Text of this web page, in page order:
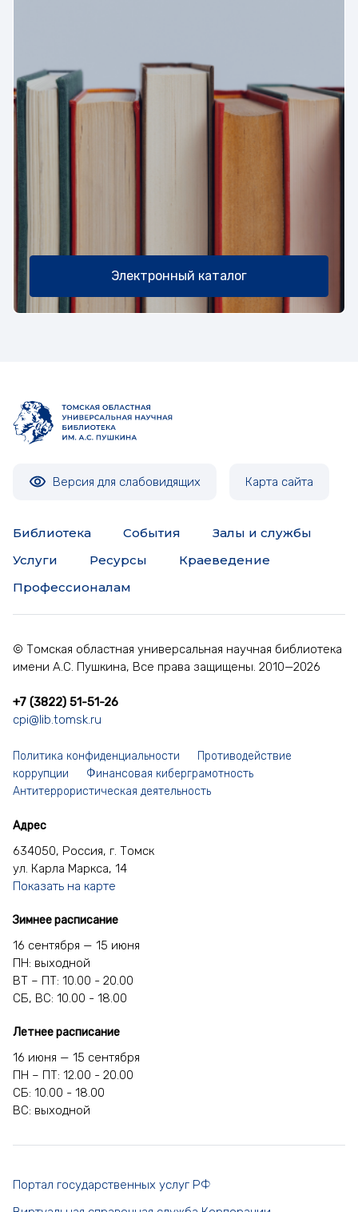
Электронный каталог
Версия для слабовидящих Карта сайта
Библиотека События
Залы и службы
Услуги
Ресурсы
Краеведение
Профессионалам
© Томская областная универсальная научная библиотека
имени А.С. Пушкина, Все права защищены. 2010—2026
+7 (3822) 51-51-26
cpi@lib.tomsk.ru
Политика конфиденциальности
Противодействие
коррупции
Финансовая киберграмотность
Антитеррористическая деятельность
Адрес
634050, Россия, г. Томск
ул. Карла Маркса, 14
Показать на карте
Зимнее расписание
16 сентября — 15 июня
ПН: выходной
ВТ – ПТ: 10.00 - 20.00
СБ, ВС: 10.00 - 18.00
Летнее расписание
16 июня — 15 сентября
ПН – ПТ: 12.00 - 20.00
СБ: 10.00 - 18.00
ВС: выходной
Портал государственных услуг РФ